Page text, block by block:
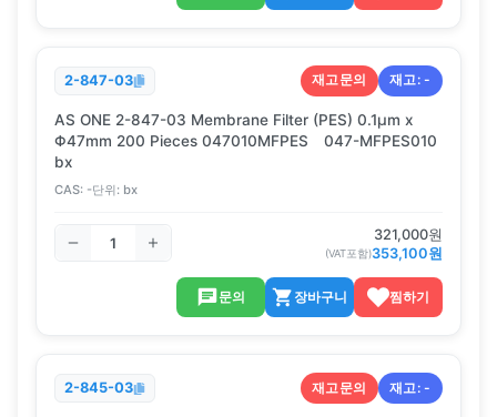
2-847-03 재고문의 재고:-
AS ONE 2-847-03 Membrane Filter (PES) 0.1μm x
Φ47mm 200 Pieces 047010MFPES 047-MFPES010
bx
CAS: -단위: bx
321,000원
(VAT포함)353,100원
문의 장바구니 찜하기
2-845-03 재고문의 재고:-